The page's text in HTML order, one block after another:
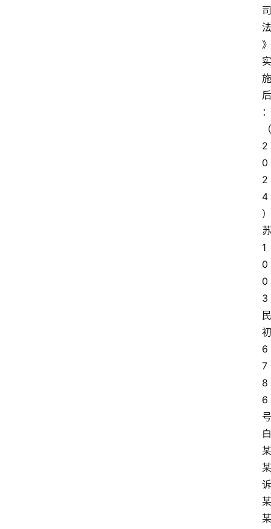
司
法
》
实
施
后
：
（
2
0
2
4
）
苏
1
0
0
3
民
初
6
7
8
6
号
白
某
某
诉
某
某